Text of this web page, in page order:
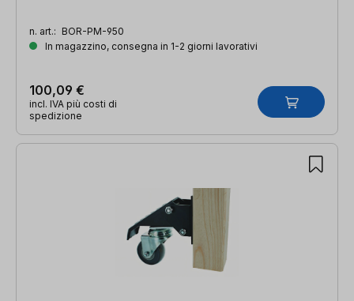
n. art.: BOR-PM-950
In magazzino, consegna in 1-2 giorni lavorativi
100,09 €
incl. IVA più costi di
spedizione